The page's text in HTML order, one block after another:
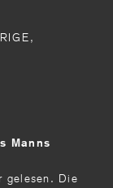
Manns
gelesen. Die